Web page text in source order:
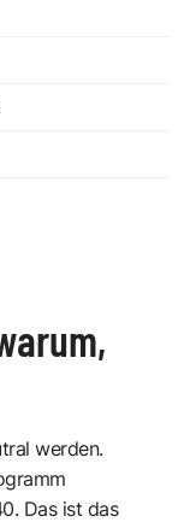
werden.
Das ist das